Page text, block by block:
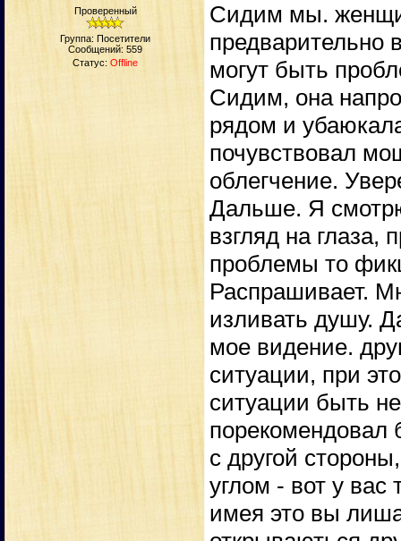
Проверенный
Группа: Посетители
Сообщений: 559
Статус: Offline
Сидим мы.
предварительно
могут быть
Сидим, она
рядом и
почувствовал
облегчение.
Дальше. Я
взгляд на
проблемы то
Распрашивает.
изливать душу.
мое видение.
ситуации, при
ситуации быть
порекомендовал
с другой
углом - вот у вас
имея это вы